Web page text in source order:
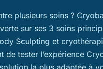
plusieurs soins ?
sur ses 3 soins
Sculpting et
de tester l’expérience
la plus adaptée à